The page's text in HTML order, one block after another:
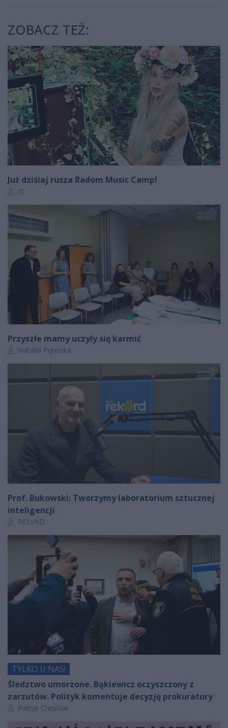
ZOBACZ TEŻ:
Już dzisiaj rusza Radom Music Camp!
Autor artykułu:
ct
Przyszłe mamy uczyły się karmić
Autor artykułu:
Natalia Pętelska
Prof. Bukowski: Tworzymy laboratorium sztucznej
inteligencji
Autor artykułu:
RED/KD
TYLKO U NAS!
Śledztwo umorzone. Bąkiewicz oczyszczony z
zarzutów. Polityk komentuje decyzję prokuratury
Autor artykułu:
Patryk Chruślak